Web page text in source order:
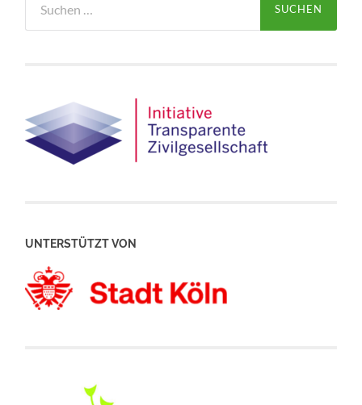
nach:
UNTERSTÜTZT VON